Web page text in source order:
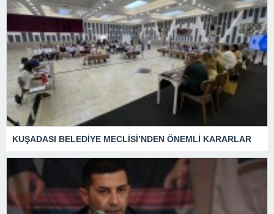
KUŞADASI BELEDİYE MECLİSİ’NDEN ÖNEMLİ KARARLAR